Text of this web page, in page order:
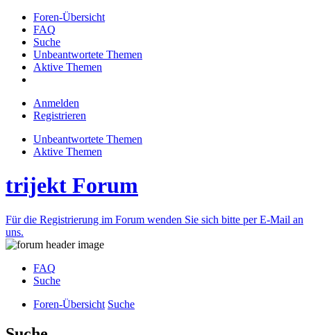
Foren-Übersicht
FAQ
Suche
Unbeantwortete Themen
Aktive Themen
Anmelden
Registrieren
Unbeantwortete Themen
Aktive Themen
trijekt Forum
Für die Registrierung im Forum wenden Sie sich bitte per E-Mail an
uns.
FAQ
Suche
Foren-Übersicht Suche